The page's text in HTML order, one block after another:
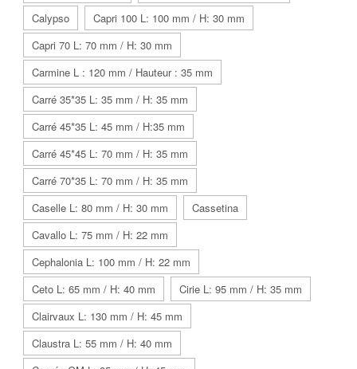
Calypso
Capri 100 L: 100 mm / H: 30 mm
Capri 70 L: 70 mm / H: 30 mm
Carmine L : 120 mm / Hauteur : 35 mm
Carré 35*35 L: 35 mm / H: 35 mm
Carré 45*35 L: 45 mm / H:35 mm
Carré 45*45 L: 70 mm / H: 35 mm
Carré 70*35 L: 70 mm / H: 35 mm
Caselle L: 80 mm / H: 30 mm
Cassetina
Cavallo L: 75 mm / H: 22 mm
Cephalonia L: 100 mm / H: 22 mm
Ceto L: 65 mm / H: 40 mm
Cirie L: 95 mm / H: 35 mm
Clairvaux L: 130 mm / H: 45 mm
Claustra L: 55 mm / H: 40 mm